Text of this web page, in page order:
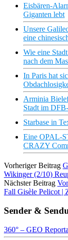
Eisbären-
Giganten lebt
Unsere
eine
Wie eine
nach dem
In Paris hat
Arminia
Stadt im
Starbase in
Eine OPAL-
CRAZY
Vorheriger Beitrag
Wikinger (2/10)
Nächster Beitrag
Fall Gisèle Pelicot |
Sender &
360° – GEO